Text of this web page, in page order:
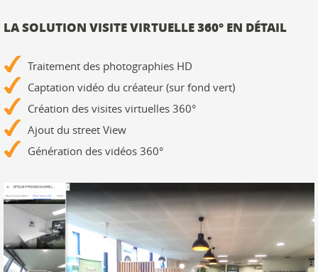
LA SOLUTION VISITE VIRTUELLE 360° EN DÉTAIL
Traitement des photographies HD
Captation vidéo du créateur (sur fond vert)
Création des visites virtuelles 360°
Ajout du street View
Génération des vidéos 360°